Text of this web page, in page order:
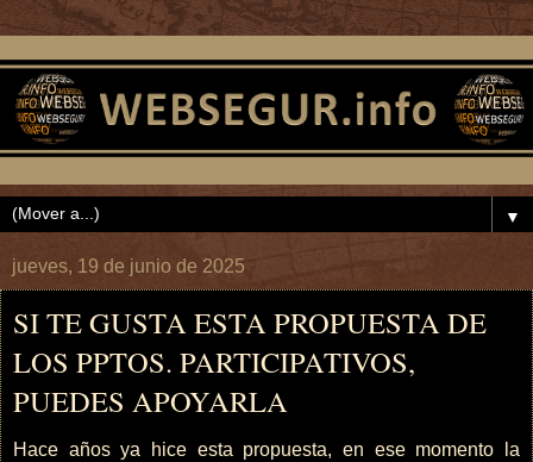
▼
jueves, 19 de junio de 2025
SI TE GUSTA ESTA PROPUESTA DE
LOS PPTOS. PARTICIPATIVOS,
PUEDES APOYARLA
Hace años ya hice esta propuesta, en ese momento la